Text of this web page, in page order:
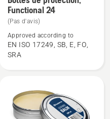
plus
de
détails
sur
Bottes
Functional
Functional 24
(Pas d'avis)
Approved according to
EN ISO 17249, SB, E, FO,
SRA